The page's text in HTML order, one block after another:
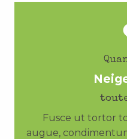
Fusce ut tortor
augue,